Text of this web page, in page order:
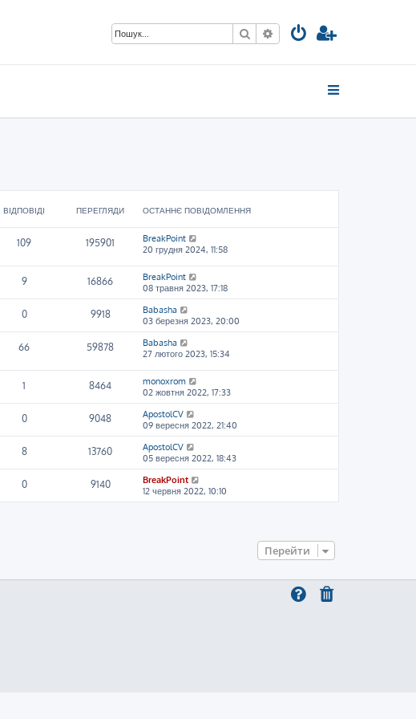
ПошукРозширений пошук
ВІДПОВІДІ ПЕРЕГЛЯДИ ОСТАННЄ ПОВІДОМЛЕННЯ
109 195901
BreakPoint
20 грудня 2024, 11:58
9 16866
BreakPoint
08 травня 2023, 17:18
0 9918
Babasha
03 березня 2023, 20:00
66 59878
Babasha
27 лютого 2023, 15:34
1 8464
monoxrom
02 жовтня 2022, 17:33
0 9048
ApostolCV
09 вересня 2022, 21:40
8 13760
ApostolCV
05 вересня 2022, 18:43
0 9140
BreakPoint
12 червня 2022, 10:10
Перейти